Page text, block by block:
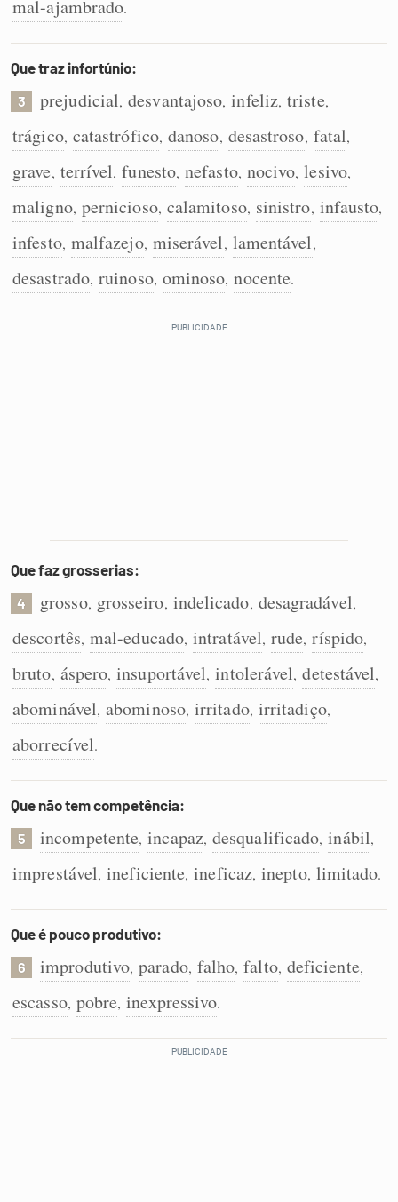
mal-ajambrado.
Que traz infortúnio:
3 prejudicial, desvantajoso, infeliz, triste,
trágico, catastrófico, danoso, desastroso, fatal,
grave, terrível, funesto, nefasto, nocivo, lesivo,
maligno, pernicioso, calamitoso, sinistro, infausto,
infesto, malfazejo, miserável, lamentável,
desastrado, ruinoso, ominoso, nocente.
Que faz grosserias:
4 grosso, grosseiro, indelicado, desagradável,
descortês, mal-educado, intratável, rude, ríspido,
bruto, áspero, insuportável, intolerável, detestável,
abominável, abominoso, irritado, irritadiço,
aborrecível.
Que não tem competência:
5 incompetente, incapaz, desqualificado, inábil,
imprestável, ineficiente, ineficaz, inepto, limitado.
Que é pouco produtivo:
6 improdutivo, parado, falho, falto, deficiente,
escasso, pobre, inexpressivo.